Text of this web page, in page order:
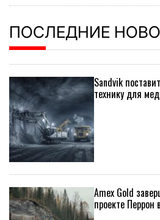
ПОСЛЕДНИЕ
Sandvik
технику для
Amex Gold
проекте Перрон